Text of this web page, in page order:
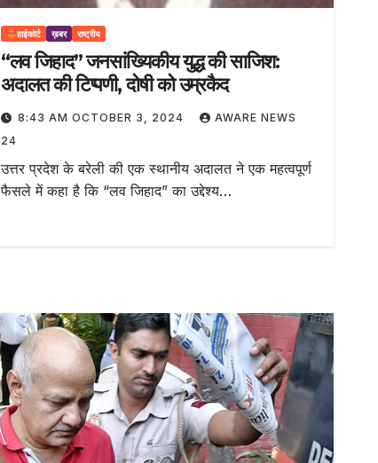
हाईकोर्ट ख़बर राष्ट्रीय
“लव जिहाद” जनसांख्यिकीय युद्ध की साजिश:
अदालत की टिप्पणी, दोषी को उम्रकैद
8:43 AM OCTOBER 3, 2024
AWARE NEWS
24
उत्तर प्रदेश के बरेली की एक स्थानीय अदालत ने एक महत्वपूर्ण
फैसले में कहा है कि “लव जिहाद” का उद्देश्य…